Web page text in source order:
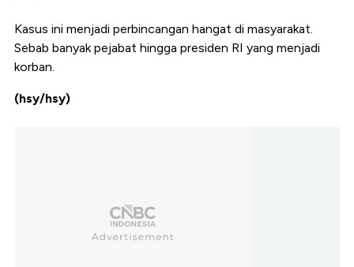
Kasus ini menjadi perbincangan hangat di masyarakat.
Sebab banyak pejabat hingga presiden RI yang menjadi
korban.
(hsy/hsy)